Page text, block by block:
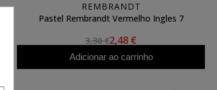
REMBRANDT
Pastel Rembrandt Vermelho Ingles 7
3,30 €2,48 €
Adicionar ao carrinho